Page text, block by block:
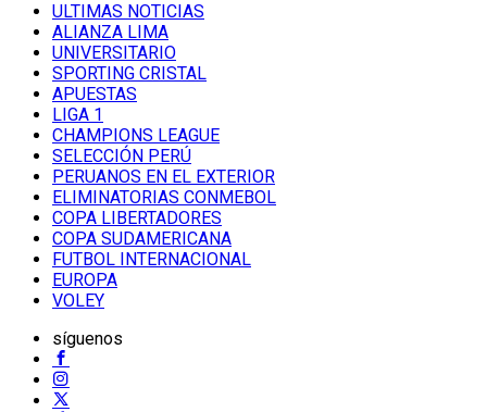
ULTIMAS NOTICIAS
ALIANZA LIMA
UNIVERSITARIO
SPORTING CRISTAL
APUESTAS
LIGA 1
CHAMPIONS LEAGUE
SELECCIÓN PERÚ
PERUANOS EN EL EXTERIOR
ELIMINATORIAS CONMEBOL
COPA LIBERTADORES
COPA SUDAMERICANA
FUTBOL INTERNACIONAL
EUROPA
VOLEY
síguenos